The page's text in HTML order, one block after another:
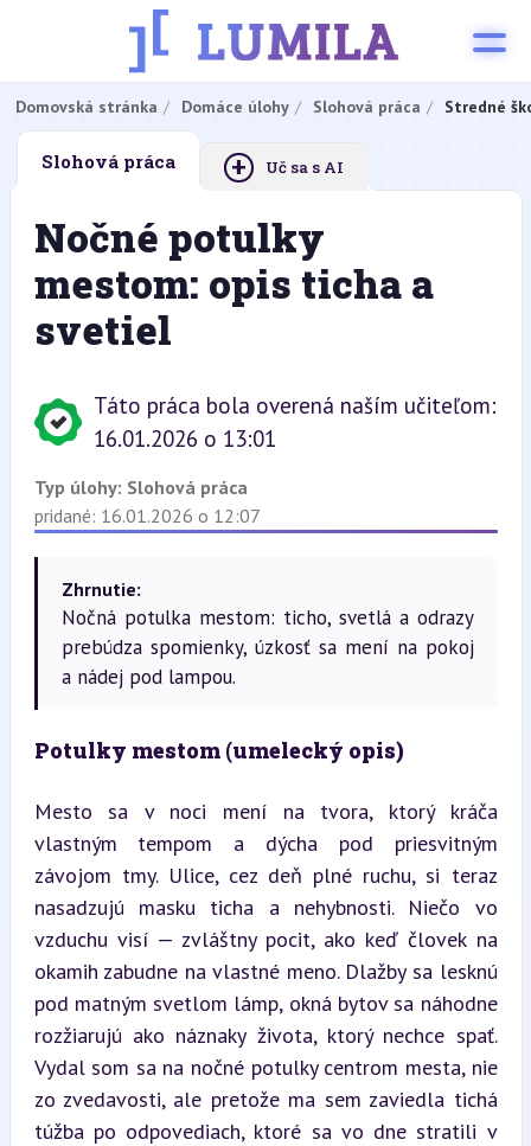
Domovská stránka Domáce úlohy Slohová práca Stredné
Slohová práca + Uč sa s AI
Nočné potulky
mestom: opis ticha a
svetiel
Táto práca bola overená naším učiteľom:
16.01.2026 o 13:01
Typ úlohy: Slohová práca
pridané: 16.01.2026 o 12:07
Zhrnutie:
Nočná potulka mestom: ticho, svetlá a odrazy
prebúdza spomienky, úzkosť sa mení na pokoj
a nádej pod lampou.
Potulky mestom (umelecký opis)
Mesto sa v noci mení na tvora, ktorý kráča
vlastným tempom a dýcha pod priesvitným
závojom tmy. Ulice, cez deň plné ruchu, si teraz
nasadzujú masku ticha a nehybnosti. Niečo vo
vzduchu visí — zvláštny pocit, ako keď človek na
okamih zabudne na vlastné meno. Dlažby sa lesknú
pod matným svetlom lámp, okná bytov sa náhodne
rozžiarujú ako náznaky života, ktorý nechce spať.
Vydal som sa na nočné potulky centrom mesta, nie
zo zvedavosti, ale pretože ma sem zaviedla tichá
túžba po odpovediach, ktoré sa vo dne stratili v